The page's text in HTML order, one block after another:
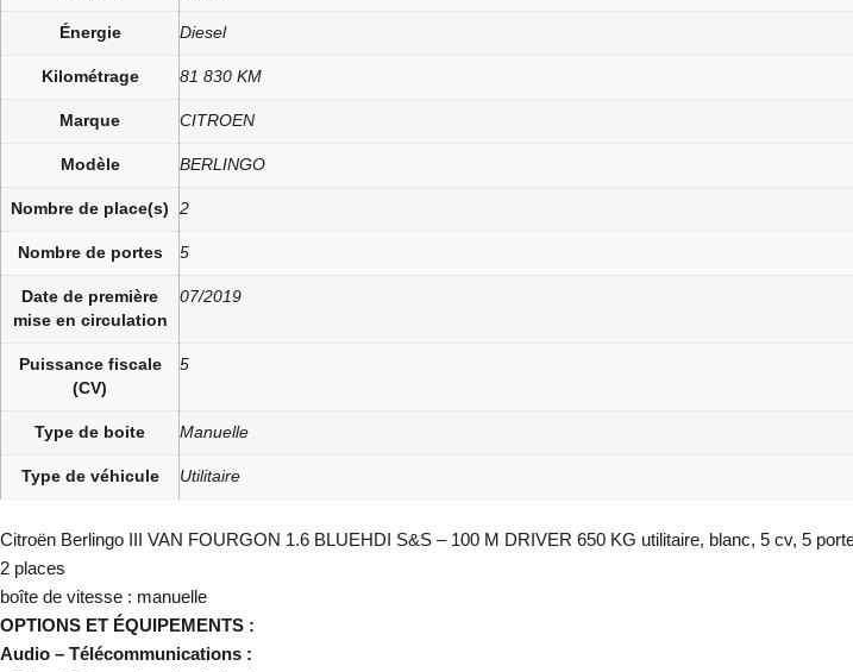
Énergie Diesel
Kilométrage 81 830 KM
Marque CITROEN
Modèle BERLINGO
Nombre de place(s) 2
Nombre de portes 5
Date de première
mise en circulation
07/2019
Puissance fiscale
(CV)
5
Type de boite Manuelle
Type de véhicule Utilitaire
Citroën Berlingo III VAN FOURGON 1.6 BLUEHDI S&S – 100 M DRIVER 650 KG utilitaire, blanc, 5 cv, 5
2 places
boîte de vitesse : manuelle
OPTIONS ET ÉQUIPEMENTS :
Audio – Télécommunications :